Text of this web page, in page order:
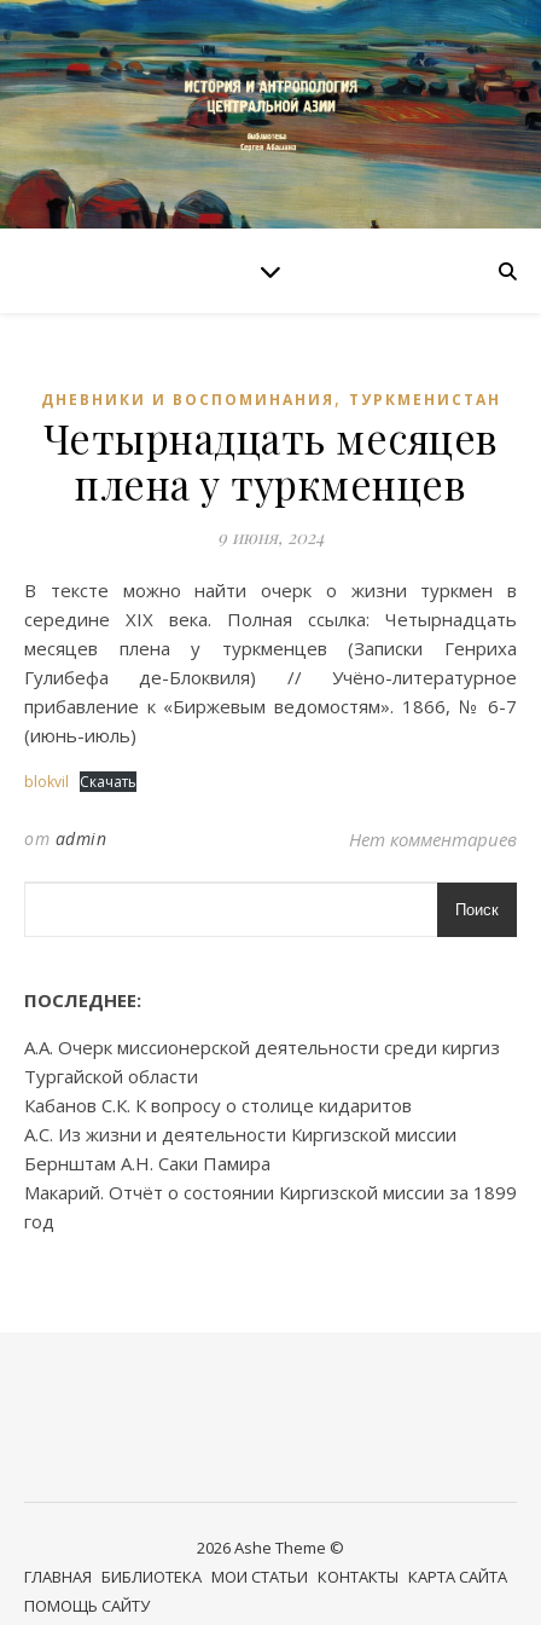
ДНЕВНИКИ И ВОСПОМИНАНИЯ , ТУРКМЕНИСТАН
Четырнадцать месяцев
плена у туркменцев
9 июня, 2024
В тексте можно найти очерк о жизни туркмен в
середине XIX века. Полная ссылка: Четырнадцать
месяцев плена у туркменцев (Записки Генриха
Гулибефа де-Блоквиля) // Учёно-литературное
прибавление к «Биржевым ведомостям». 1866, № 6-7
(июнь-июль)
blokvil Скачать
от admin Нет комментариев
Поиск
ПОСЛЕДНЕЕ:
А.А. Очерк миссионерской деятельности среди киргиз
Тургайской области
Кабанов С.К. К вопросу о столице кидаритов
А.С. Из жизни и деятельности Киргизской миссии
Бернштам А.Н. Саки Памира
Макарий. Отчёт о состоянии Киргизской миссии за 1899
год
2026 Ashe Theme ©
ГЛАВНАЯ БИБЛИОТЕКА МОИ СТАТЬИ КОНТАКТЫ КАРТА САЙТА
ПОМОЩЬ САЙТУ